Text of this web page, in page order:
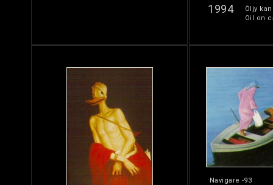
1994
Öljy
Oil on
Navigare -93